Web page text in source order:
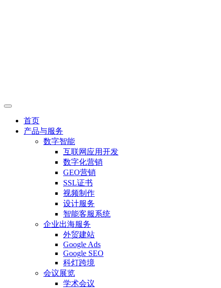
首页
产品与服务
数字智能
互联网应用开发
数字化营销
GEO营销
SSL证书
视频制作
设计服务
智能客服系统
企业出海服务
外贸建站
Google Ads
Google SEO
科灯跨境
会议展览
学术会议